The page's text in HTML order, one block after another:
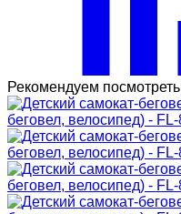
Рекомендуем посмотреть